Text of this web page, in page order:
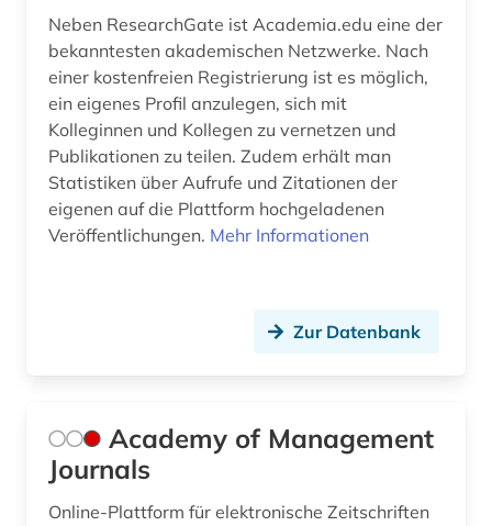
datenbank (1)
datenschutz (1)
de inventoribus rerum (1)
deckenmalerei (1)
dekorative kunst (1)
deutsch (1)
Neben ResearchGate ist Academia.edu eine der
bekanntesten akademischen Netzwerke. Nach
einer kostenfreien Registrierung ist es möglich,
ein eigenes Profil anzulegen, sich mit
Kolleginnen und Kollegen zu vernetzen und
Publikationen zu teilen. Zudem erhält man
Statistiken über Aufrufe und Zitationen der
eigenen auf die Plattform hochgeladenen
Veröffentlichungen. Mehr Informationen
Zur Datenbank
Academy of Management
Journals
Online-Plattform für elektronische Zeitschriften